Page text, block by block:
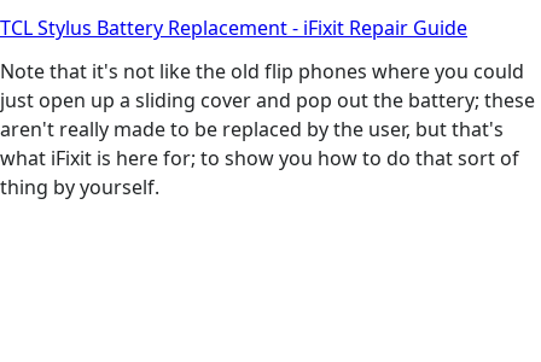
TCL Stylus Battery Replacement - iFixit Repair Guide
Note that it's not like the old flip phones where you could
just open up a sliding cover and pop out the battery; these
aren't really made to be replaced by the user, but that's
what iFixit is here for; to show you how to do that sort of
thing by yourself.